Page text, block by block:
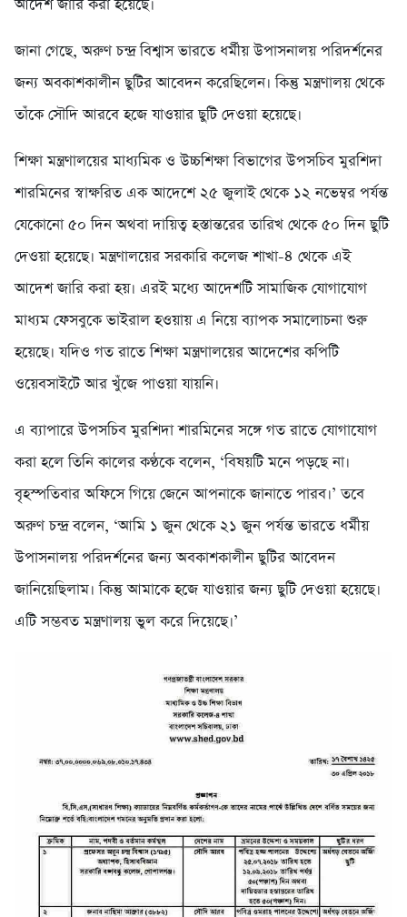
আদেশ জারি করা হয়েছে।
জানা গেছে, অরুণ চন্দ্র বিশ্বাস ভারতে ধর্মীয় উপাসনালয় পরিদর্শনের
জন্য অবকাশকালীন ছুটির আবেদন করেছিলেন। কিন্তু মন্ত্রণালয় থেকে
তাঁকে সৌদি আরবে হজে যাওয়ার ছুটি দেওয়া হয়েছে।
শিক্ষা মন্ত্রণালয়ের মাধ্যমিক ও উচ্চশিক্ষা বিভাগের উপসচিব মুরশিদা
শারমিনের স্বাক্ষরিত এক আদেশে ২৫ জুলাই থেকে ১২ নভেম্বর পর্যন্ত
যেকোনো ৫০ দিন অথবা দায়িত্ব হস্তান্তরের তারিখ থেকে ৫০ দিন ছুটি
দেওয়া হয়েছে। মন্ত্রণালয়ের সরকারি কলেজ শাখা-৪ থেকে এই
আদেশ জারি করা হয়। এরই মধ্যে আদেশটি সামাজিক যোগাযোগ
মাধ্যম ফেসবুকে ভাইরাল হওয়ায় এ নিয়ে ব্যাপক সমালোচনা শুরু
হয়েছে। যদিও গত রাতে শিক্ষা মন্ত্রণালয়ের আদেশের কপিটি
ওয়েবসাইটে আর খুঁজে পাওয়া যায়নি।
এ ব্যাপারে উপসচিব মুরশিদা শারমিনের সঙ্গে গত রাতে যোগাযোগ
করা হলে তিনি কালের কণ্ঠকে বলেন, ‘বিষয়টি মনে পড়ছে না।
বৃহস্পতিবার অফিসে গিয়ে জেনে আপনাকে জানাতে পারব।’ তবে
অরুণ চন্দ্র বলেন, ‘আমি ১ জুন থেকে ২১ জুন পর্যন্ত ভারতে ধর্মীয়
উপাসনালয় পরিদর্শনের জন্য অবকাশকালীন ছুটির আবেদন
জানিয়েছিলাম। কিন্তু আমাকে হজে যাওয়ার জন্য ছুটি দেওয়া হয়েছে।
এটি সম্ভবত মন্ত্রণালয় ভুল করে দিয়েছে।’